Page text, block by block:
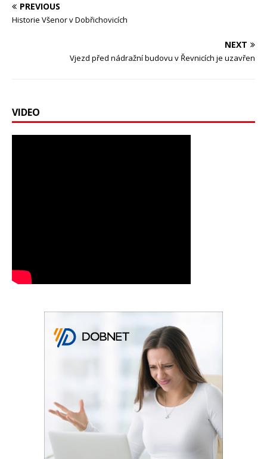
PREVIOUS
Historie Všenor v Dobřichovicích
NEXT
Vjezd před nádražní budovu v Řevnicích je uzavřen
VIDEO